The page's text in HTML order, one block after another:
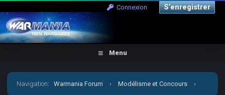
Connexion S’enregistrer
Menu
Navigation:Warmania Forum › Modélisme et Concours ›